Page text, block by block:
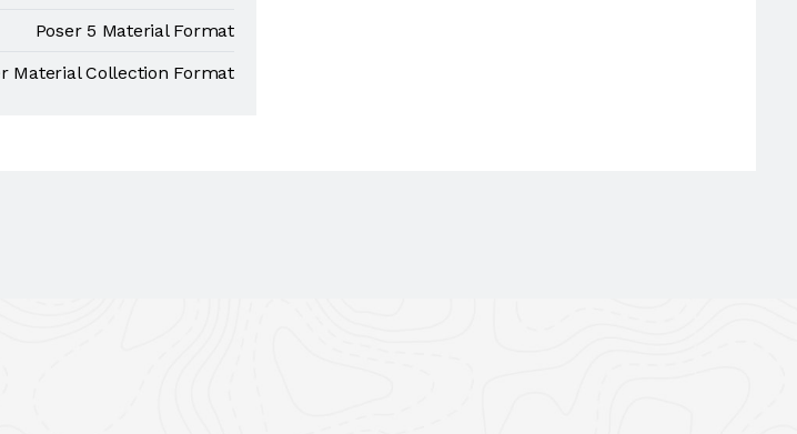
Poser 5 Material Format
Material Collection Format